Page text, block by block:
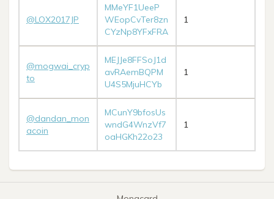
@LOX2017JP
MMeYF1UeeP
WEopCvTer8zn
CYzNp8YFxFRA
1
@mogwai_cryp
to
MEJJe8FFSoJ1d
avRAemBQPM
U4S5MjuHCYb
1
@dandan_mon
acoin
MCunY9bfosUs
wndG4WnzVf7
oaHGKh22o23
1